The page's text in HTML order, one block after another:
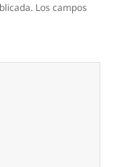
Los campos